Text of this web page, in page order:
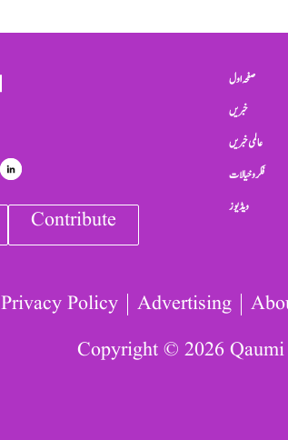
Contribute
صفحہ اول
خبریں
عالمی خبریں
فکر و خیالات
ویڈیوز
Privacy Policy Advertising
Copyright © 2026